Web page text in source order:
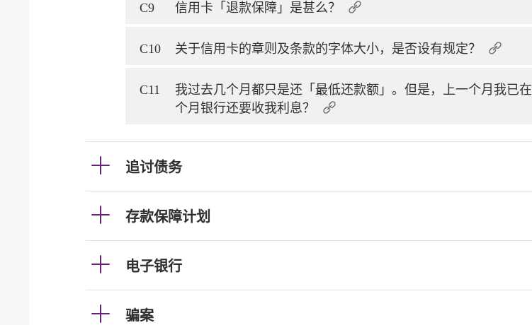
C9 信用卡「退款保障」是甚么？
C10 关于信用卡的章则及条款的字体大小，是否设有规定？
C11
我过去几个月都只是还「最低还款额」。但是，上一个月我已
个月银行还要收我利息？
追讨债务
存款保障计划
电子银行
骗案